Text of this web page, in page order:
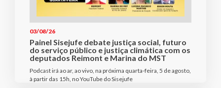
03/08/26
Painel Sisejufe debate justiça social, futuro
do serviço público e justiça climática com os
deputados Reimont e Marina do MST
Podcast irá ao ar, ao vivo, na próxima quarta-feira, 5 de agosto,
à partir das 15h, no YouTube do Sisejufe